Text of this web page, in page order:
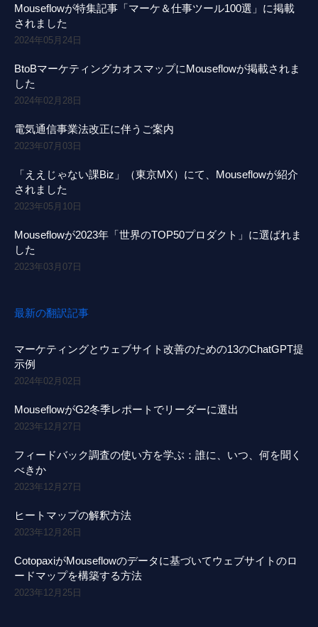
Mouseflowが特集記事「マーケ＆仕事ツール100選」に掲載
されました
2024年05月24日
BtoBマーケティングカオスマップにMouseflowが掲載されま
した
2024年02月28日
電気通信事業法改正に伴うご案内
2023年07月03日
「ええじゃない課Biz」（東京MX）にて、Mouseflowが紹介
されました
2023年05月10日
Mouseflowが2023年「世界のTOP50プロダクト」に選ばれま
した
2023年03月07日
最新の翻訳記事
マーケティングとウェブサイト改善のための13のChatGPT提
示例
2024年02月02日
MouseflowがG2冬季レポートでリーダーに選出
2023年12月27日
フィードバック調査の使い方を学ぶ：誰に、いつ、何を聞く
べきか
2023年12月27日
ヒートマップの解釈方法
2023年12月26日
CotopaxiがMouseflowのデータに基づいてウェブサイトのロ
ードマップを構築する方法
2023年12月25日